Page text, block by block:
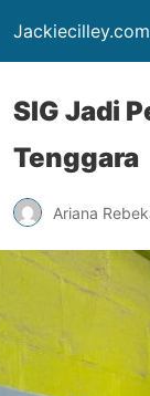
Jackiecilley.com
SIG Jadi
Tenggara
Ariana